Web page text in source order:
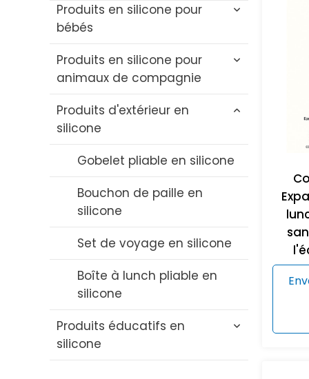
Produits en silicone pour
bébés
Jouets de bain pour bébé
en silicone
Brosse à bouteille en
silicone
Set de bols et de cuillères
Bavoir en silicone
Dentition en silicone pour
Sucette en silicone
Tasse à paille en silicone
Produits en silicone pour
animaux de compagnie
Jouet de dentition pour
chat en silicone
Jouet à mâcher pour chien
Brosse de bain en silicone
compagnie
Bol en silicone pour
animaux de compagnie
Tapis à lécher en silicone
pour animaux de
Produits d'extérieur en
silicone
Gobelet pliable en silicone
Bouchon de paille en
silicone
Set de voyage en silicone
Boîte à lunch pliable en
silicone
Produits éducatifs en
silicone